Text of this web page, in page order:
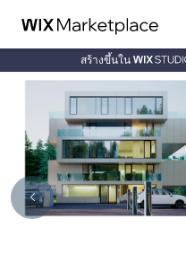
สร้างขึ้นใน